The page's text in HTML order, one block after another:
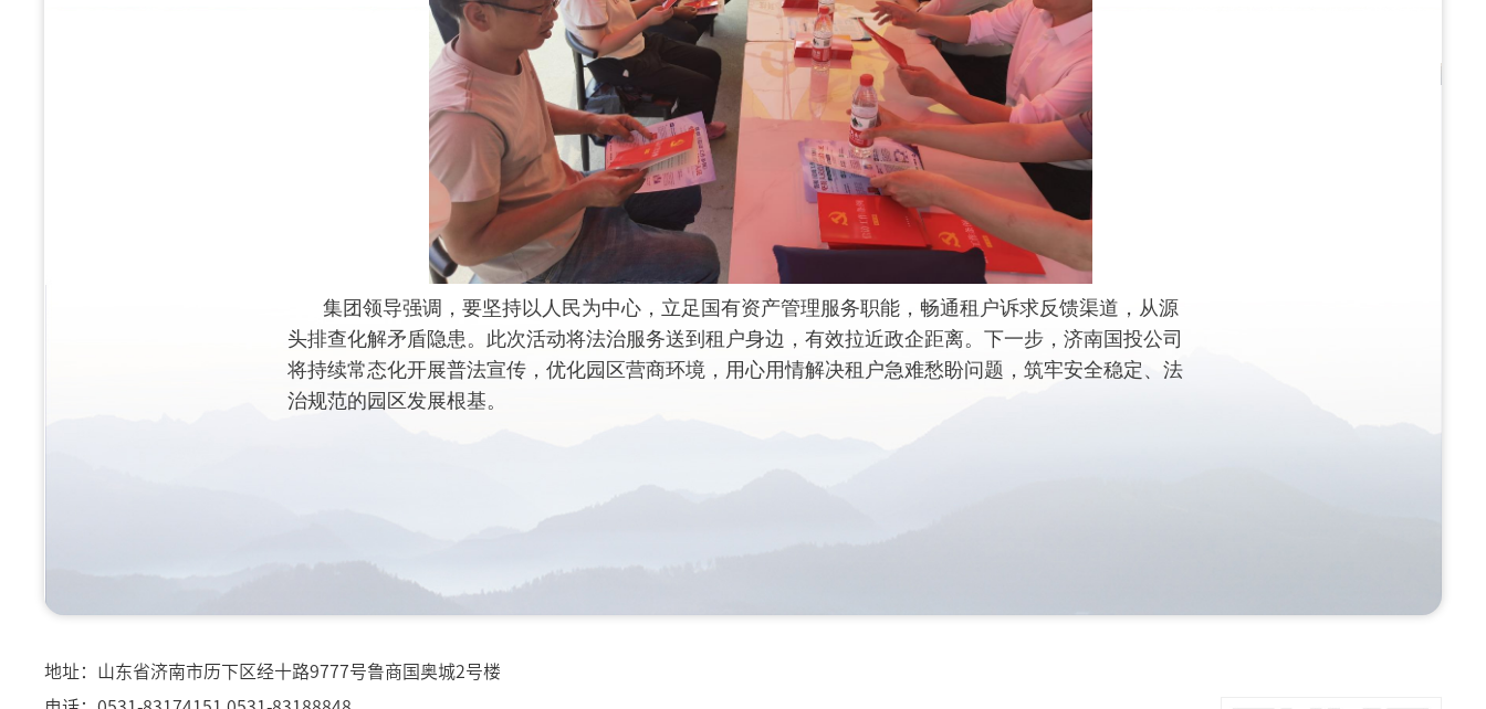
集团领导强调，要坚持以人民为中心，立足国有资产管理服务职能，畅通租户诉求反馈渠道，从源
头排查化解矛盾隐患。此次活动将法治服务送到租户身边，有效拉近政企距离。下一步，济南国投公司
将持续常态化开展普法宣传，优化园区营商环境，用心用情解决租户急难愁盼问题，筑牢安全稳定、法
治规范的园区发展根基。
地址：山东省济南市历下区经十路9777号鲁商国奥城2号楼